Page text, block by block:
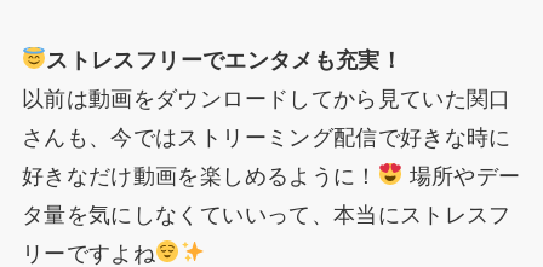
ストレスフリーでエンタメも充実！
以前は動画をダウンロードしてから見ていた関口
さんも、今ではストリーミング配信で好きな時に
好きなだけ動画を楽しめるように！
場所やデー
タ量を気にしなくていいって、本当にストレスフ
リーですよね